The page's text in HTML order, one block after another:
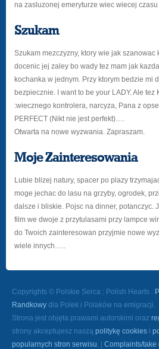
na zasluzonej emeryturze wiec wiecej
Szukam
Szukam mezczyzny, ktory wie jak szanowac
docenic jej zaley bo wady tez mam jak
kochanka w jednym. Przy ktorym bedzie mi
bezpiecznie. I want to be your LADY. Ale tez
:wiecznego kontrolera, narcyza, Pana z
PERFECT (Nikt nie jest perfekt)….
Otwarta na nowe wyzwania. Zapraszam.
Moje Zainteresowania
Lubie blizej natury, spacer po plazy
moge jechac do lasu na grzyby, ogrodek,
dalsze i bliskie. Pojsc na dinner, potanczyc.
film we dwoje z przytulasami przy lampce
do Twoich zainteresowan przyjmie nowe
wiele innych…..
Copyrights © Polskie Serca : Polish Hearts :
Randkowy dla Polek i Polaków na emigracji.
Strona jest objęta prawami autorskimi oraz
strony akceptujesz naszą politykę cookies i
popularnych stron serwisu. | Complaints/take